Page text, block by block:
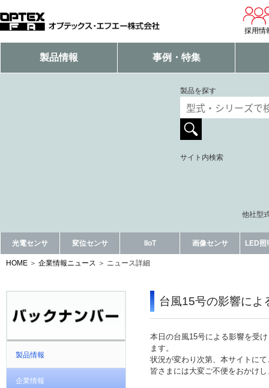
採用情
製品情報 事例・特集
製品を探す
サイト内検索
他社型
光電センサ 変位センサ IIoT 画像センサ LED照
HOME 企業情報ニュース ニュース詳細
製品情報
企業情報
台風15号の影響によ
本日の台風15号による影響を受
ます。
状況が変わり次第、本サイトに
皆さまには大変ご不便をおかけ